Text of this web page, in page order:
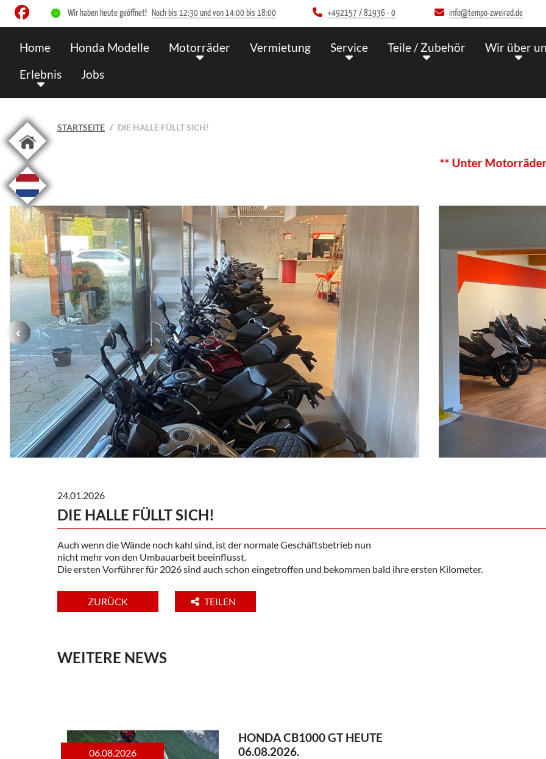
Wir haben heute geöffnet! Noch bis 12:30 und von 14:00 bis 18:00 +492157 / 81936 - 0 info@tempo-zweirad.de
Home Honda Modelle Motorräder Vermietung Service Teile / Zubehör
Wir über
Erlebnis
Jobs
STARTSEITE DIE HALLE FÜLLT SICH!
** Unter Motorräder/
24.01.2026
DIE HALLE FÜLLT SICH!
Auch wenn die Wände noch kahl sind, ist der normale Geschäftsbetrieb nun
nicht mehr von den Umbauarbeit beeinflusst.
Die ersten Vorführer für 2026 sind auch schon eingetroffen und bekommen bald ihre ersten Kilometer.
ZURÜCK TEILEN
WEITERE NEWS
06.08.2026
HONDA CB1000 GT HEUTE
06.08.2026.